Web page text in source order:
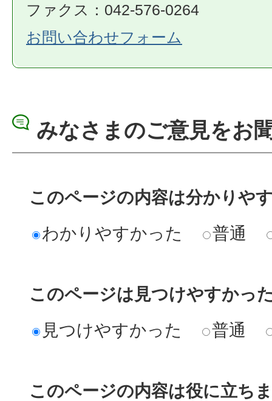
ファクス：042-576-0264
お問い合わせフォーム
みなさまのご意見をお
このページの内容は分かりや
わかりやすかった
普通
このページは見つけやすかっ
見つけやすかった
普通
このページの内容は役に立ち